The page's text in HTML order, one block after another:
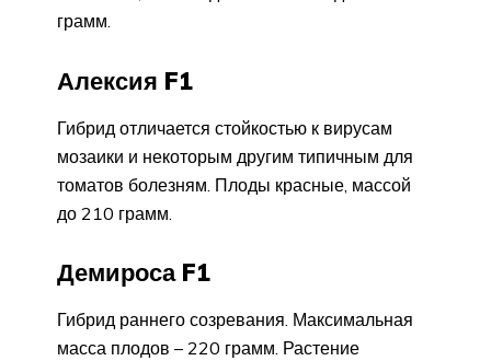
грамм.
Алексия F1
Гибрид отличается стойкостью к вирусам
мозаики и некоторым другим типичным для
томатов болезням. Плоды красные, массой
до 210 грамм.
Демироса F1
Гибрид раннего созревания. Максимальная
масса плодов – 220 грамм. Растение